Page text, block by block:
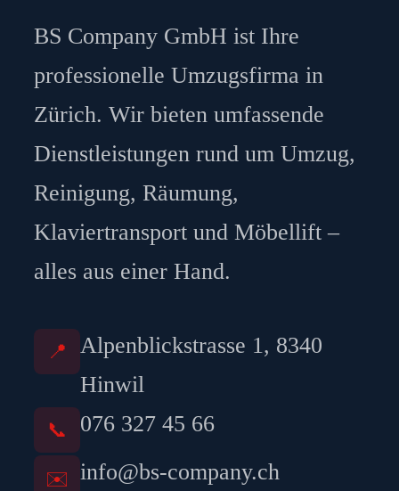
BS Company GmbH ist Ihre
professionelle Umzugsfirma in
Zürich. Wir bieten umfassende
Dienstleistungen rund um Umzug,
Reinigung, Räumung,
Klaviertransport und Möbellift –
alles aus einer Hand.
📍
Alpenblickstrasse 1, 8340
Hinwil
📞 076 327 45 66
✉️ info@bs-company.ch